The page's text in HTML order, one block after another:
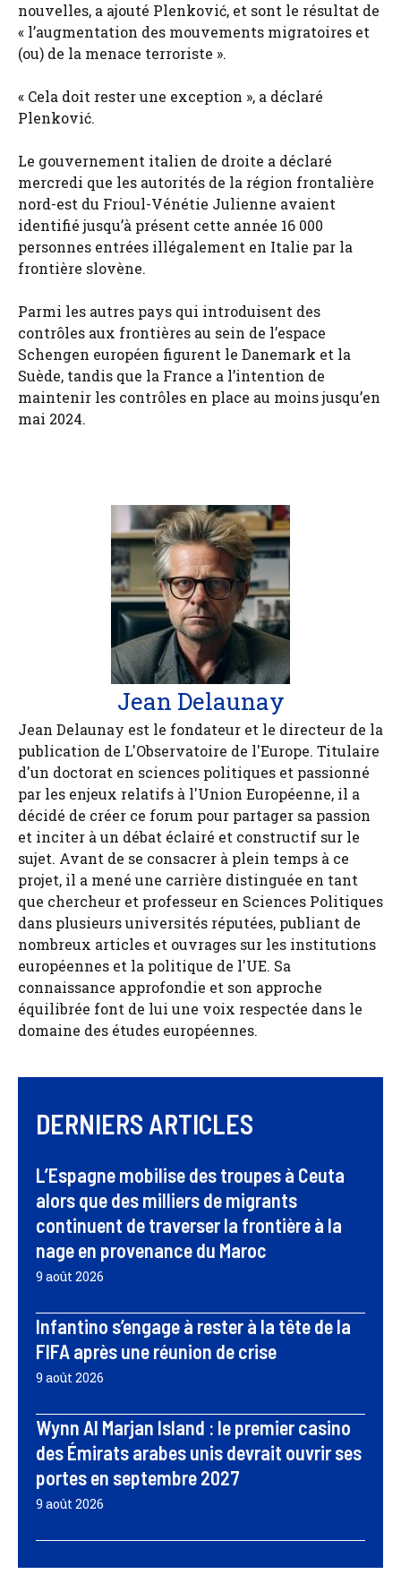
nouvelles, a ajouté Plenković, et sont le résultat de
« l’augmentation des mouvements migratoires et
(ou) de la menace terroriste ».
« Cela doit rester une exception », a déclaré
Plenković.
Le gouvernement italien de droite a déclaré
mercredi que les autorités de la région frontalière
nord-est du Frioul-Vénétie Julienne avaient
identifié jusqu’à présent cette année 16 000
personnes entrées illégalement en Italie par la
frontière slovène.
Parmi les autres pays qui introduisent des
contrôles aux frontières au sein de l’espace
Schengen européen figurent le Danemark et la
Suède, tandis que la France a l’intention de
maintenir les contrôles en place au moins jusqu’en
mai 2024.
Jean Delaunay
Jean Delaunay est le fondateur et le directeur de la
publication de L'Observatoire de l'Europe. Titulaire
d'un doctorat en sciences politiques et passionné
par les enjeux relatifs à l'Union Européenne, il a
décidé de créer ce forum pour partager sa passion
et inciter à un débat éclairé et constructif sur le
sujet. Avant de se consacrer à plein temps à ce
projet, il a mené une carrière distinguée en tant
que chercheur et professeur en Sciences Politiques
dans plusieurs universités réputées, publiant de
nombreux articles et ouvrages sur les institutions
européennes et la politique de l'UE. Sa
connaissance approfondie et son approche
équilibrée font de lui une voix respectée dans le
domaine des études européennes.
DERNIERS ARTICLES
L’Espagne mobilise des troupes à Ceuta
alors que des milliers de migrants
continuent de traverser la frontière à la
nage en provenance du Maroc
9 août 2026
Infantino s’engage à rester à la tête de la
FIFA après une réunion de crise
9 août 2026
Wynn Al Marjan Island : le premier casino
des Émirats arabes unis devrait ouvrir ses
portes en septembre 2027
9 août 2026